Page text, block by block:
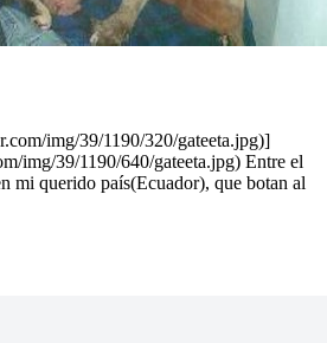
img/39/1190/320/gateeta.jpg)]
img/39/1190/640/gateeta.jpg) Entre el
mi querido país(Ecuador), que botan al